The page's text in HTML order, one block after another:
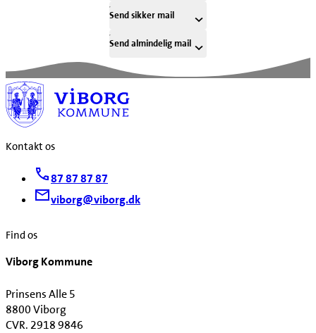
Send sikker mail
Send almindelig mail
Kontakt os
87 87 87 87
viborg@viborg.dk
Find os
Viborg Kommune
Prinsens Alle 5
8800 Viborg
CVR. 2918 9846